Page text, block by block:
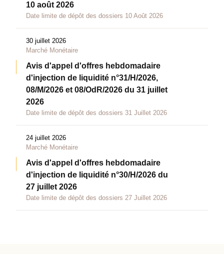
10 août 2026
Date limite de dépôt des dossiers 10 Août 2026
30 juillet 2026
Marché Monétaire
Avis d'appel d'offres hebdomadaire
d'injection de liquidité n°31/H/2026,
08/M/2026 et 08/OdR/2026 du 31 juillet
2026
Date limite de dépôt des dossiers 31 Juillet 2026
24 juillet 2026
Marché Monétaire
Avis d'appel d'offres hebdomadaire
d'injection de liquidité n°30/H/2026 du
27 juillet 2026
Date limite de dépôt des dossiers 27 Juillet 2026